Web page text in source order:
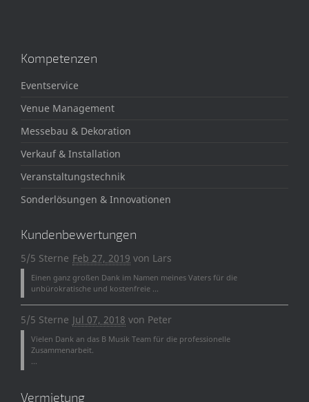
Kompetenzen
Eventservice
Venue Management
Messebau & Dekoration
Verkauf & Installation
Veranstaltungstechnik
Sonderlösungen & Innovationen
Kundenbewertungen
5/5 Sterne Feb 27, 2019 von Lars
Einen ganz großen Dank im Namen meines Vaters für die
unbürokratische und kostenfreie ...
5/5 Sterne Jul 07, 2018 von Peter
Vielen Dank an das B Musik Team für die professionelle
Zusammenarbeit.
...
Vermietung